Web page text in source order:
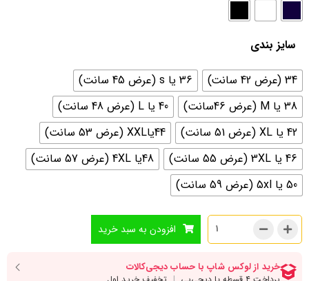
سایز بندی
34 (عرض 42 سانت)
36 یا s (عرض 45 سانت)
38 یا M (عرض 46سانت)
40 یا L (عرض 48 سانت)
42 یا XL (عرض 51 سانت)
44یاXXL (عرض 53 سانت)
46 یا 3XL (عرض 55 سانت)
48یا 4XL (عرض 57 سانت)
50 یا 5xl (عرض 59 سانت)
افزودن به سبد خرید